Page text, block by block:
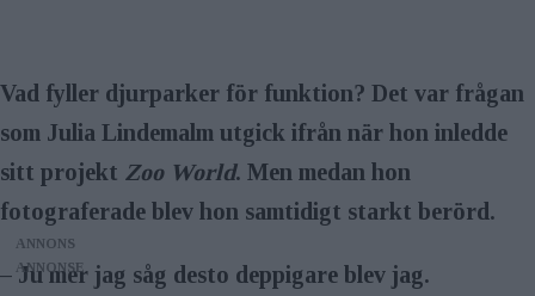
Gör jag när jag inte fotar:»Har så
roligt som möjligt och letar
kantareller&nbsp;med min hund
Rut.«
Vad fyller djurparker för funktion? Det var frågan
som Julia Lindemalm utgick ifrån när hon inledde
sitt projekt Zoo World. Men medan hon
fotograferade blev hon samtidigt starkt berörd.
ANNONS
– Ju mer jag såg desto deppigare blev jag.